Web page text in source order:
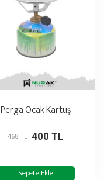
Perga Ocak Kartuş
400 TL
468 TL
Sepete Ekle